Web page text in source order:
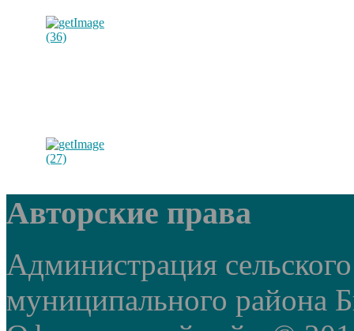
Авторские права
Администрация
муниципального района